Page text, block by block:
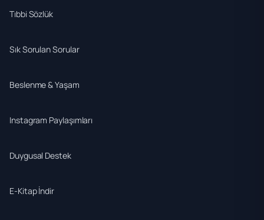
Tıbbi Sözlük
Sık Sorulan Sorular
Beslenme & Yaşam
Instagram Paylaşımları
Duygusal Destek
E-Kitap İndir